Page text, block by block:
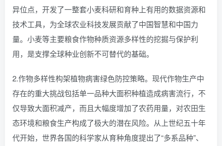
异位点，开发了一整套小麦科研和育种上有用的数据资源和
技术工具，为全球农业科技发展贡献了中国智慧和中国力
量。小麦等主要粮食作物种质资源多样性的挖掘与保护利
用，是支撑全球种业创新不可替代的基础。
2.作物多样性构架植物病害绿色防控策略。现代作物生产中
存在的重大挑战包括单一品种大面积种植造成病害流行，不
仅导致大面积减产，而且大幅度增加了农药用量，对农田生
态环境和粮食生产构成了极大的潜在风险。从上世纪五十年
代开始，世界各国的科学家从育种角度提出了“多系品种”、